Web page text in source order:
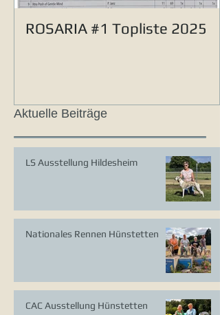
ROSARIA #1 Topliste 2025
Aktuelle Beiträge
LS Ausstellung Hildesheim
Nationales Rennen Hünstetten
CAC Ausstellung Hünstetten